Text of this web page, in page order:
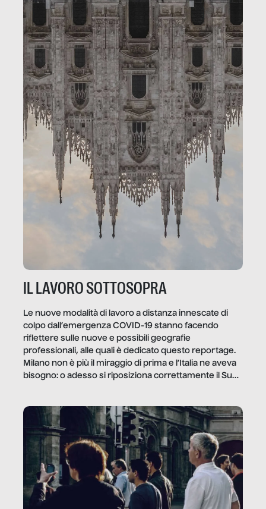
IL LAVORO SOTTOSOPRA
Le nuove modalità di lavoro a distanza innescate di
colpo dall’emergenza COVID-19 stanno facendo
riflettere sulle nuove e possibili geografie
professionali, alle quali è dedicato questo reportage.
Milano non è più il miraggio di prima e l’Italia ne aveva
bisogno: o adesso si riposiziona correttamente il Sud